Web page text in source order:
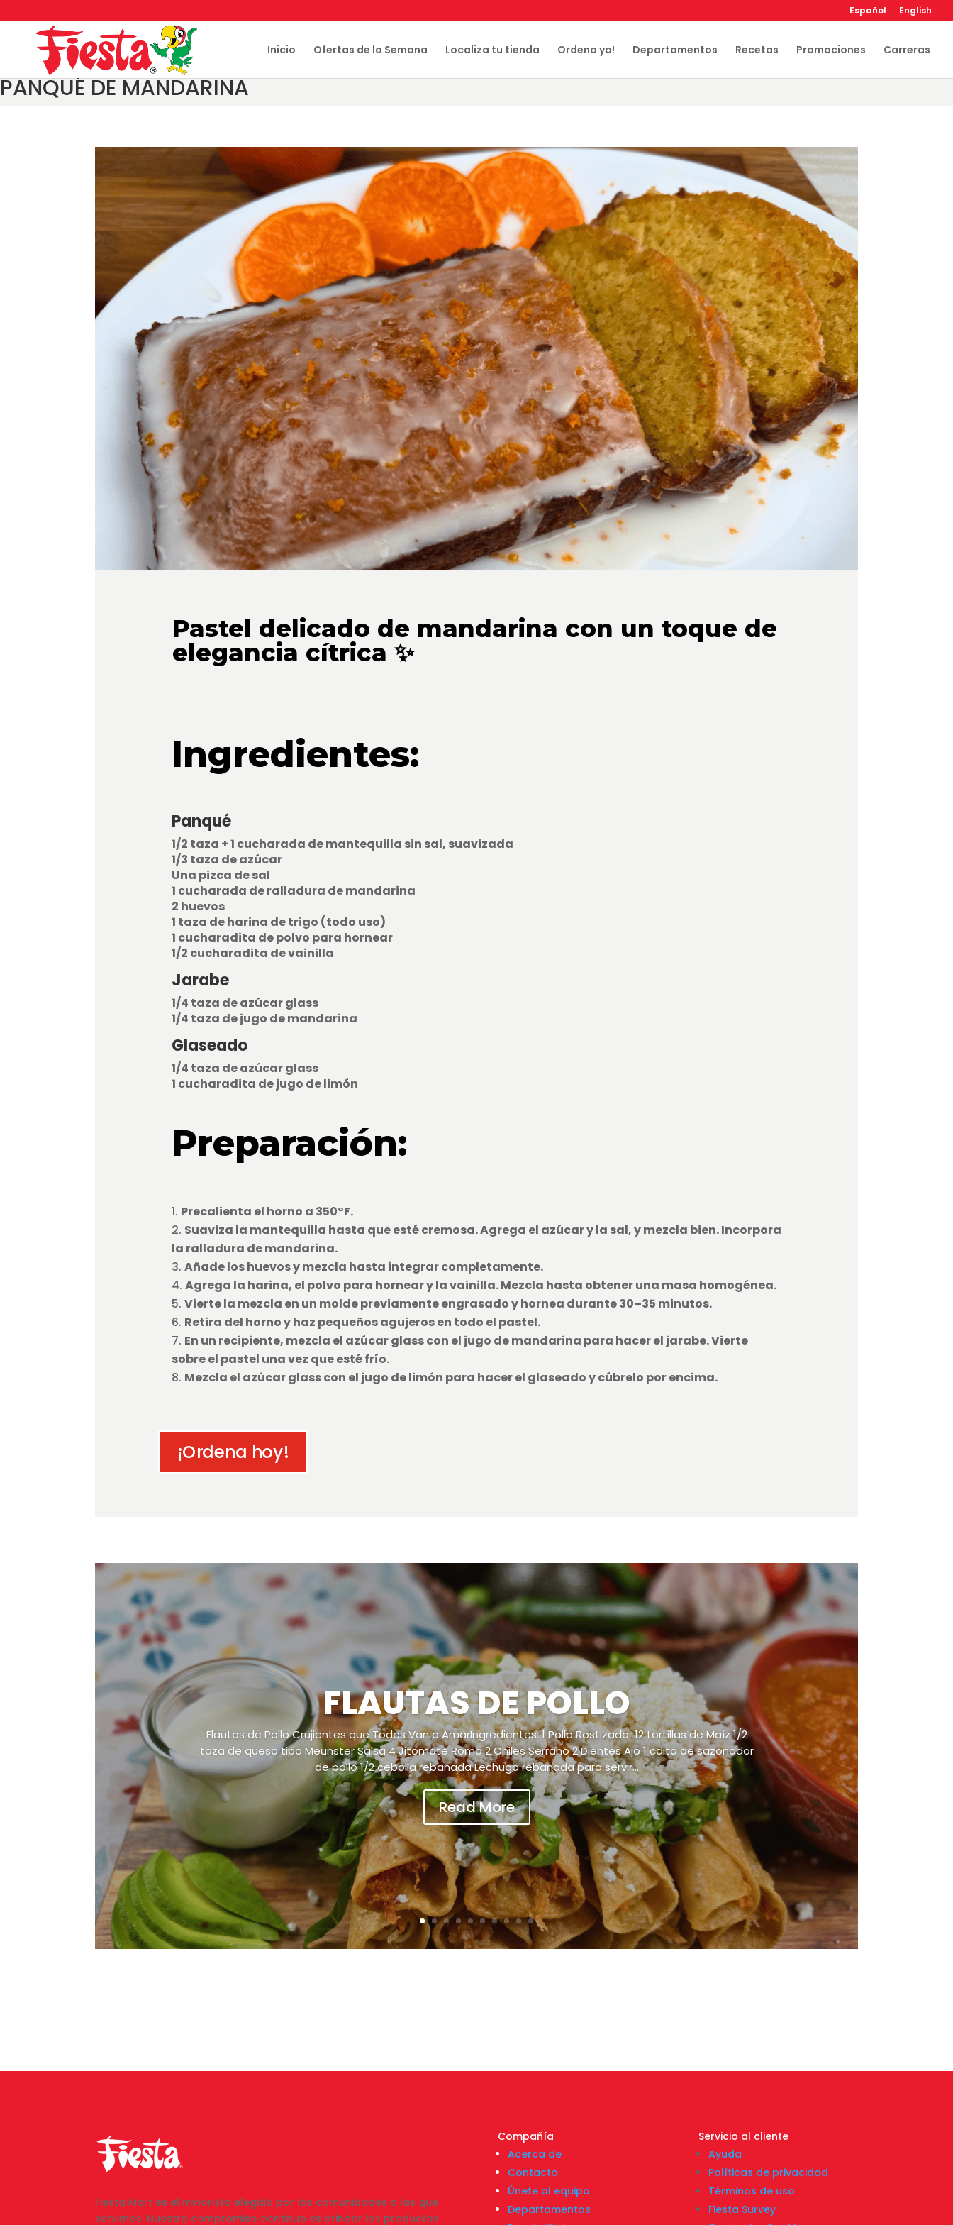
content
Español English
Inicio Ofertas de la Semana Localiza tu tienda Ordena ya! Departamentos Recetas Promociones Carreras
PANQUÉ DE MANDARINA
Pastel delicado de mandarina con un toque de
elegancia cítrica ✨
Ingredientes:
Panqué
1/2 taza + 1 cucharada de mantequilla sin sal, suavizada
1/3 taza de azúcar
Una pizca de sal
1 cucharada de ralladura de mandarina
2 huevos
1 taza de harina de trigo (todo uso)
1 cucharadita de polvo para hornear
1/2 cucharadita de vainilla
Jarabe
1/4 taza de azúcar glass
1/4 taza de jugo de mandarina
Glaseado
1/4 taza de azúcar glass
1 cucharadita de jugo de limón
Preparación:
Precalienta el horno a 350°F.
Suaviza la mantequilla hasta que esté cremosa. Agrega el azúcar y la sal, y mezcla bien. Incorpora
la ralladura de mandarina.
Añade los huevos y mezcla hasta integrar completamente.
Agrega la harina, el polvo para hornear y la vainilla. Mezcla hasta obtener una masa homogénea.
Vierte la mezcla en un molde previamente engrasado y hornea durante 30–35 minutos.
Retira del horno y haz pequeños agujeros en todo el pastel.
En un recipiente, mezcla el azúcar glass con el jugo de mandarina para hacer el jarabe. Vierte
sobre el pastel una vez que esté frío.
Mezcla el azúcar glass con el jugo de limón para hacer el glaseado y cúbrelo por encima.
¡Ordena hoy!
FLAUTAS DE POLLO
Flautas de Pollo Crujientes que Todos Van a AmarIngredientes: 1 Pollo Rostizado 12 tortillas de Maíz 1/2
taza de queso tipo Meunster Salsa 4 Jitomate Roma 2 Chiles Serrano 2 Dientes Ajo 1 cdita de sazonador
de pollo 1/2 cebolla rebanada Lechuga rebanada para servir...
Read More
Fiesta Mart es el minorista elegido por las comunidades a las que
servimos. Nuestro compromiso continuo es brindar los productos
Compañía
Acerca de
Contacto
Únete al equipo
Departamentos
Servicio al cliente
Ayuda
Políticas de privacidad
Términos de uso
Fiesta Survey